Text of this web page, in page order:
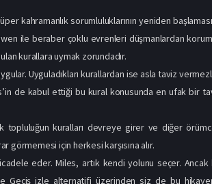
kahramanlık sorumluluklarının yeniden
ile beraber çoklu evrenleri düşmanlardan
kurallara uymak zorundadır.
Uyguladıkları kurallardan ise asla taviz
de kabul ettiği bu kural konusunda en ufak bir
topluluğun kuralları devreye girer ve diğer
görmemesi için herkesi karşısına alır.
eder. Miles, artık kendi yolunu seçer. Ancak
Geçiş izle alternatifi üzerinden siz de bu